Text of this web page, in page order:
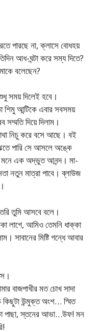
পারছে না, ক্লাসে বোধহয়
আধ-ঘন্টা করে সম্য দিতে?
বলেছেন?
সময় দিলেই হবে।
শিমু আন্টিকে এবার সবসময়
দিয়ে দিলাম।
নিচু করে বসে আছে। বই
পারি সে আসলে অঙ্কে
মনে এক অদ্ভুত আনন্দ। মা-
নতুন মাত্রা পাবে। ব্লাউজ
তুমি আসবে বলে।
লাগে, আমিও তেমনি ধাক্কা
সাবানের মিষ্টি গন্ধে আবার
বাজপাখীর মত চোখ সাদা
উন্মুক্ত অংশ… স্মিত
পাছা, স্তনের আভা…উফ! মন